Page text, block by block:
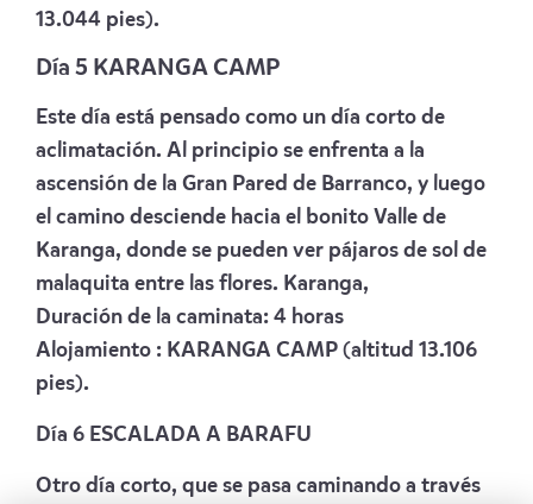
13.044 pies).
Día 5 KARANGA CAMP
Este día está pensado como un día corto de
aclimatación. Al principio se enfrenta a la
ascensión de la Gran Pared de Barranco, y luego
el camino desciende hacia el bonito Valle de
Karanga, donde se pueden ver pájaros de sol de
malaquita entre las flores. Karanga,
Duración de la caminata: 4 horas
Alojamiento : KARANGA CAMP (altitud 13.106
pies).
Día 6 ESCALADA A BARAFU
Otro día corto, que se pasa caminando a través